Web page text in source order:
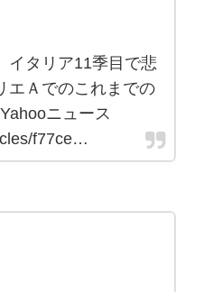
イタリア11季目で悲
Ａでのこれまでの
ニュース
f77ce…